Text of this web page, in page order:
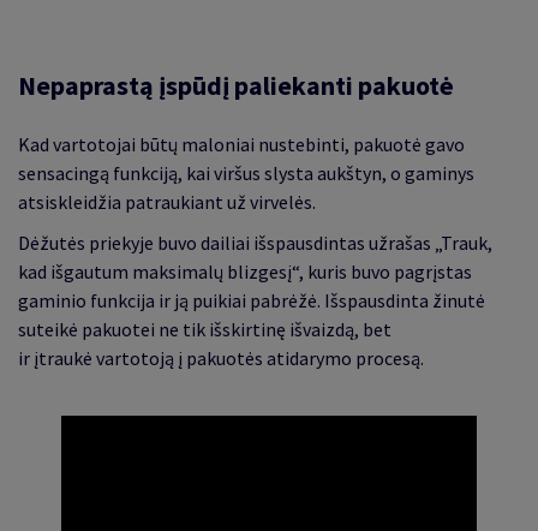
Nepaprastą įspūdį paliekanti pakuotė
Kad vartotojai būtų maloniai nustebinti, pakuotė gavo
sensacingą funkciją, kai viršus slysta aukštyn, o gaminys
atsiskleidžia patraukiant už virvelės.
Dėžutės priekyje buvo dailiai išspausdintas užrašas „Trauk,
kad išgautum maksimalų blizgesį“, kuris buvo pagrįstas
gaminio funkcija ir ją puikiai pabrėžė. Išspausdinta žinutė
suteikė pakuotei ne tik išskirtinę išvaizdą, bet
ir įtraukė vartotoją į pakuotės atidarymo procesą.